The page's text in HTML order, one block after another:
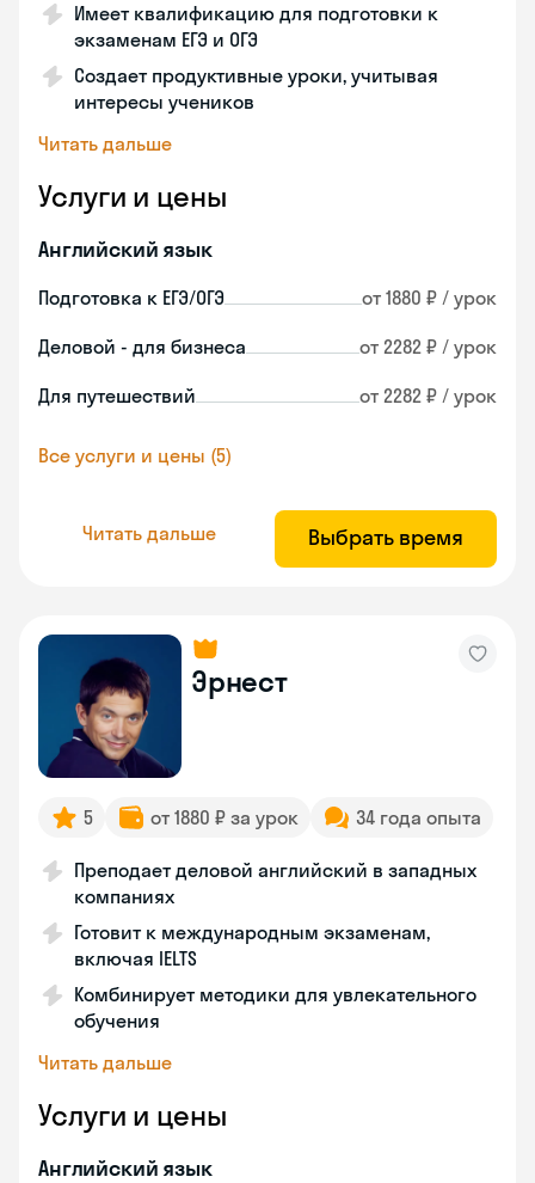
Имеет квалификацию для подготовки к
экзаменам ЕГЭ и ОГЭ
Создает продуктивные уроки, учитывая
интересы учеников
Читать дальше
Услуги и цены
Английский язык
Подготовка к ЕГЭ/ОГЭ от 1880 ₽ / урок
Деловой - для бизнеса от 2282 ₽ / урок
Для путешествий от 2282 ₽ / урок
Все услуги и цены (5)
Читать дальше Выбрать время
Эрнест
5 от 1880 ₽ за урок 34 года опыта
Преподает деловой английский в западных
компаниях
Готовит к международным экзаменам,
включая IELTS
Комбинирует методики для увлекательного
обучения
Читать дальше
Услуги и цены
Английский язык